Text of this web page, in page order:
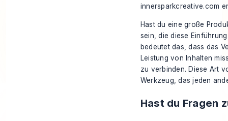
innersparkcreative.com
Hast du eine große
sein, die diese
bedeutet das, dass das
Leistung von Inhalten
zu verbinden. Diese Art
Werkzeug, das jeden
Hast du Fragen